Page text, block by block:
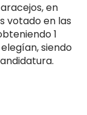
en
votado en las
1
siendo